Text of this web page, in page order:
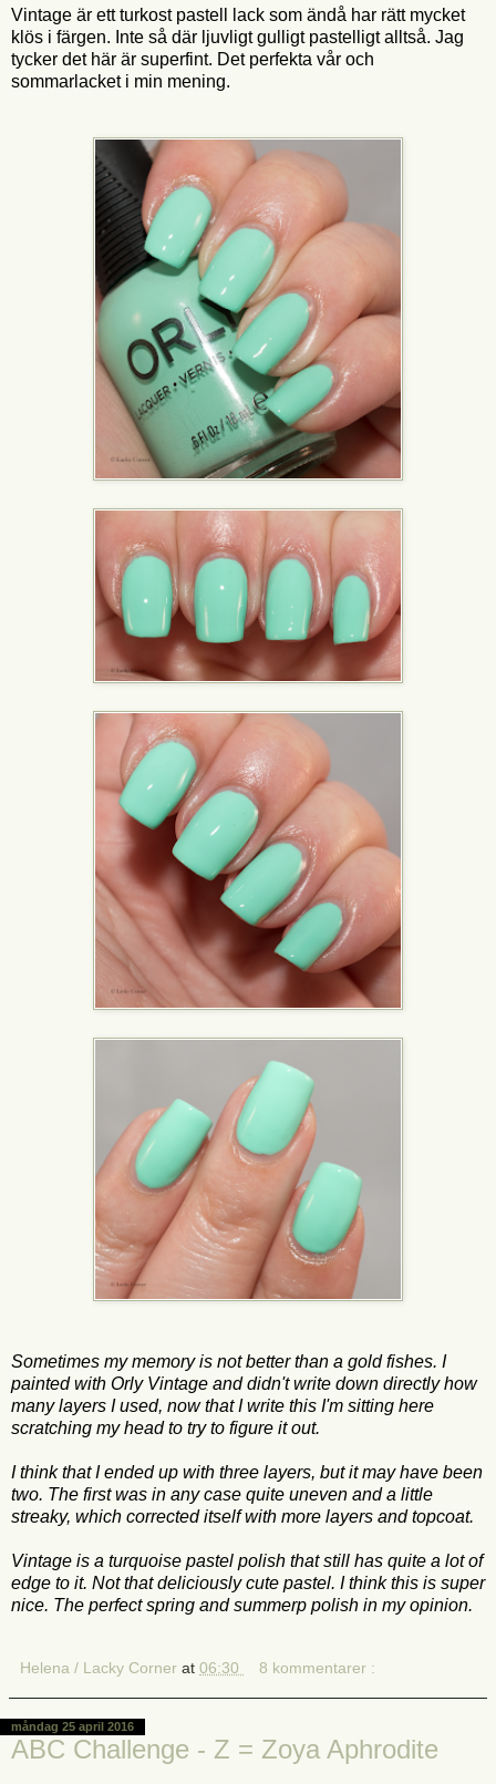
Vintage är ett turkost pastell lack som ändå har rätt mycket
klös i färgen. Inte så där ljuvligt gulligt pastelligt alltså. Jag
tycker det här är superfint. Det perfekta vår och
sommarlacket i min mening.
Sometimes my memory is not better than a gold fishes. I
painted with Orly Vintage and didn't write down directly how
many layers I used, now that I write this I'm sitting here
scratching my head to try to figure it out.
I think that I ended up with three layers, but it may have been
two. The first was in any case quite uneven and a little
streaky, which corrected itself with more layers and topcoat.
Vintage is a turquoise pastel polish that still has quite a lot of
edge to it. Not that deliciously cute pastel. I think this is super
nice. The perfect spring and summerp polish in my opinion.
Helena / Lacky Corner at 06:30 8 kommentarer :
måndag 25 april 2016
ABC Challenge - Z = Zoya Aphrodite